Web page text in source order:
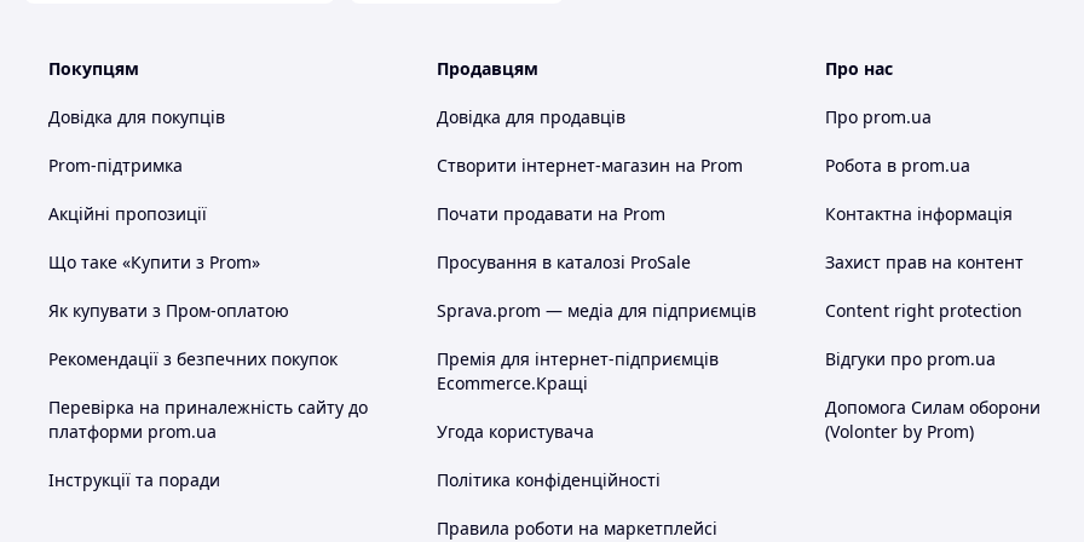
пакування, декор та сучасні вимоги ринку.
Завдяки більш ніж 10-річному досвіду роботи ми розуміємо потреби В2В клієнтів: від магазинів одягу до
Хочете більше?
нашому магазині Tvoru4ka.com.ua . Там Ви
папір, стрічки, паперові пакети та подарункові
іншого.
Важливо!
сайті відповідали дійсності, але, все ж, в зв'язку
виробу в реальності може відрізнятися від
сумніви, ми будемо раді допомогти Вам з
вибором.
Схожі товари за характеристиками
Покупцям
Довідка для покупців
Prom-підтримка
Акційні пропозиції
Що таке «Купити з Prom»
Як купувати з Пром-оплатою
Рекомендації з безпечних покупок
Перевірка на приналежність сайту до
платформи prom.ua
Інструкції та поради
Продавцям
Довідка для продавців
Створити інтернет-магазин на Prom
Почати продавати на Prom
Просування в каталозі ProSale
Sprava.prom — медіа для підприємців
Премія для інтернет-підприємців
Ecommerce.Кращі
Угода користувача
Політика конфіденційності
Правила роботи на маркетплейсі
Про нас
Про prom.ua
Робота в prom.ua
Контактна інформація
Захист прав на контент
Content right protection
Відгуки про prom.ua
Допомога Силам оборони
(Volonter by Prom)